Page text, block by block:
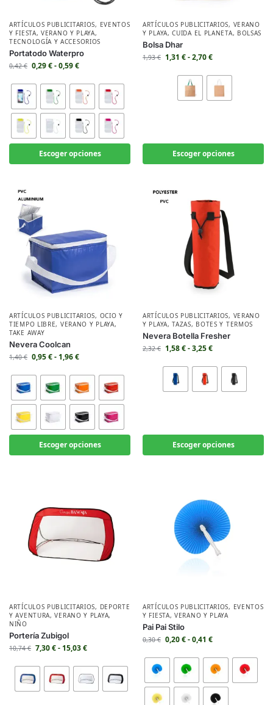
ARTÍCULOS PUBLICITARIOS, EVENTOS
Y FIESTA,VERANO Y PLAYA,
TECNOLOGÍA Y ACCESORIOS
Portatodo Waterpro
0,42€ 0,29€-0,59€
Escoger opciones
ARTÍCULOS PUBLICITARIOS, VERANO
Y PLAYA,CUIDA EL PLANETA, BOLSAS
Bolsa Dhar
1,93€ 1,31 €-2,70€
Escoger opciones
ARTÍCULOS PUBLICITARIOS, OCIO Y
TIEMPO LIBRE, VERANO Y PLAYA,
TAKE AWAY
Nevera Coolcan
1,40€ 0,95€- 1,96€
Escoger opciones
ARTÍCULOS PUBLICITARIOS, VERANO
Y PLAYA,TAZAS, BOTES Y TERMOS
Nevera Botella Fresher
2,32€ 1,58€-3,25€
Escoger opciones
ARTÍCULOS PUBLICITARIOS, DEPORTE
Y AVENTURA,VERANO Y PLAYA,
NIÑO
Portería Zubigol
10,74€ 7,30€- 15,03€
ARTÍCULOS PUBLICITARIOS, EVENTOS
Y FIESTA,VERANO Y PLAYA
Pai Pai Stilo
0,30€ 0,20€-0,41 €